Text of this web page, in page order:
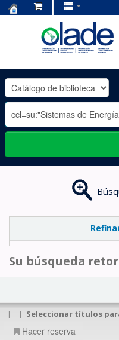
OLADE
-
Su búsqueda
| | Seleccionar títulos
Hacer reserva